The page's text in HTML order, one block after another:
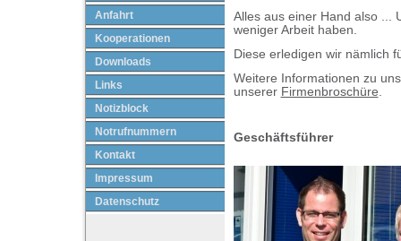
Anfahrt
Kooperationen
Downloads
Links
Notizblock
Notrufnummern
Kontakt
Impressum
Datenschutz
Alles aus einer Hand also ...
weniger Arbeit haben.
Diese erledigen wir nämlich
Weitere Informationen zu
unserer Firmenbroschüre.
Geschäftsführer